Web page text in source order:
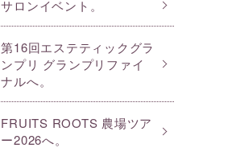
サロンイベント。
第16回エステティックグラ
ンプリ グランプリファイ
ナルへ。
FRUITS ROOTS 農場ツア
ー2026へ。